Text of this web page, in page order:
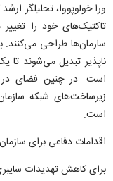
ورا خولوپووا، تحلیلگر
تاکتیک‌های خود را
سازمان‌ها طراحی می‌کنند.
ناپذیر تبدیل می‌شوند
است. در چنین فضای در
زیرساخت‌های شبکه
است.
اقدامات دفاعی برای
برای کاهش تهدیدات